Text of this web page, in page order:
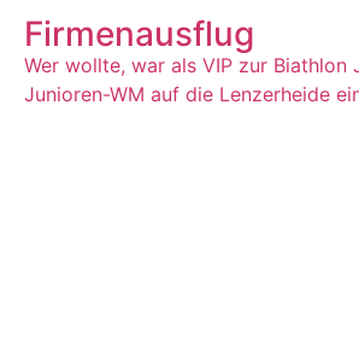
Firmenausflug
Wer wollte, war als VIP zur Biathlon
Junioren-WM auf die Lenzerheide